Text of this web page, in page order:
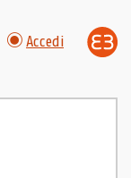
Accedi